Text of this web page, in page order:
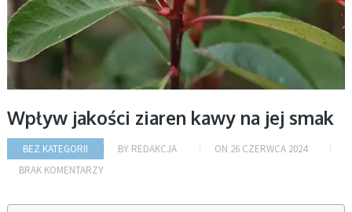
Wpływ jakości ziaren kawy na jej smak
BEZ KATEGORII BY REDAKCJA ON 26 CZERWCA 2024
BRAK KOMENTARZY